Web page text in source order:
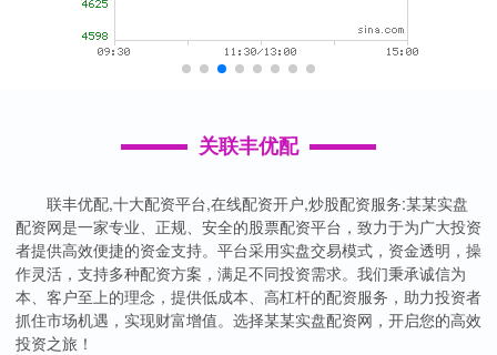
关联丰优配
联丰优配,十大配资平台,在线配资开户,炒股配资服务:某某实盘
配资网是一家专业、正规、安全的股票配资平台，致力于为广大投资
者提供高效便捷的资金支持。平台采用实盘交易模式，资金透明，操
作灵活，支持多种配资方案，满足不同投资需求。我们秉承诚信为
本、客户至上的理念，提供低成本、高杠杆的配资服务，助力投资者
抓住市场机遇，实现财富增值。选择某某实盘配资网，开启您的高效
投资之旅！